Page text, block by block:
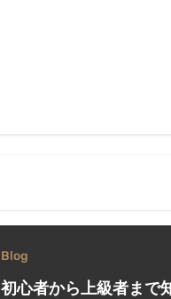
Blog
初心者から上級者まで